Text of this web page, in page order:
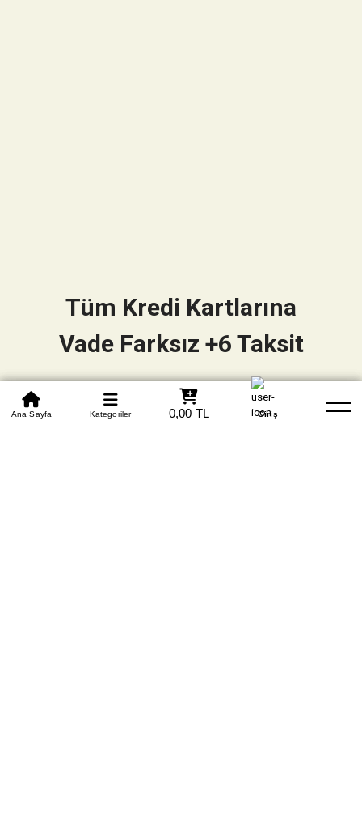
0850 305 09 70
Beden Tablosu Banka Hesapları Whatsapp Yardım
Ana Sayfa Kategoriler 0,00 TL Giriş
Tüm Kredi Kartlarına
Vade Farksız +6 Taksit